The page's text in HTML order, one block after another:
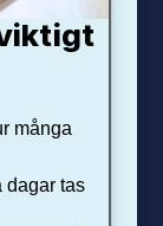
många
dagar tas